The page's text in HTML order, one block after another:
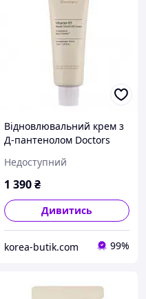
Відновлювальний крем з
Д-пантенолом Doctors
Madecell Cream 70 мл
Недоступний
1 390₴
Дивитись
korea-butik.com 99%